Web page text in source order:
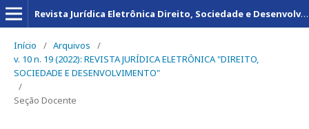
Revista Jurídica Eletrônica Direito, Sociedade e Desenvolvimento
Início / Arquivos
/
v. 10 n. 19 (2022): REVISTA JURÍDICA ELETRÔNICA "DIREITO,
SOCIEDADE E DESENVOLVIMENTO"
/
Seção Docente